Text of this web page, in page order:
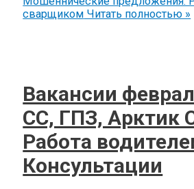
сварщиком Читать полностью »
Вакансии
СС, ГПЗ, Арктик
Работа
Консультации